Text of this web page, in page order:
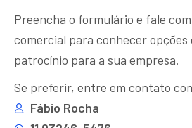
Preencha o formulário e fale
comercial para conhecer
patrocínio para a sua empresa.
Se preferir, entre em contato
Fábio Rocha